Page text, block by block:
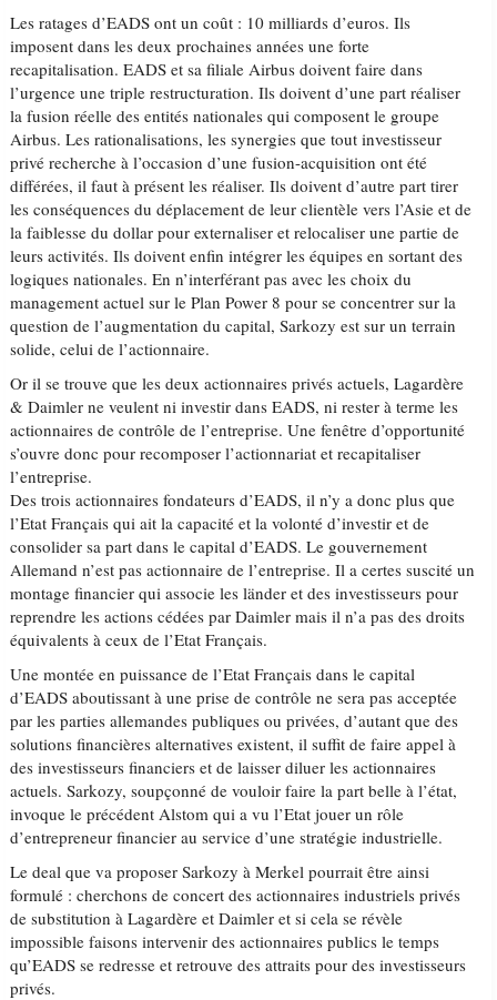
Les ratages d’EADS ont un coût : 10 milliards d’euros. Ils
imposent dans les deux prochaines années une forte
recapitalisation. EADS et sa filiale Airbus doivent faire dans
l’urgence une triple restructuration. Ils doivent d’une part réaliser
la fusion réelle des entités nationales qui composent le groupe
Airbus. Les rationalisations, les synergies que tout investisseur
privé recherche à l’occasion d’une fusion-acquisition ont été
différées, il faut à présent les réaliser. Ils doivent d’autre part tirer
les conséquences du déplacement de leur clientèle vers l’Asie et de
la faiblesse du dollar pour externaliser et relocaliser une partie de
leurs activités. Ils doivent enfin intégrer les équipes en sortant des
logiques nationales. En n’interférant pas avec les choix du
management actuel sur le Plan Power 8 pour se concentrer sur la
question de l’augmentation du capital, Sarkozy est sur un terrain
solide, celui de l’actionnaire.
Or il se trouve que les deux actionnaires privés actuels, Lagardère
& Daimler ne veulent ni investir dans EADS, ni rester à terme les
actionnaires de contrôle de l’entreprise. Une fenêtre d’opportunité
s’ouvre donc pour recomposer l’actionnariat et recapitaliser
l’entreprise.
Des trois actionnaires fondateurs d’EADS, il n’y a donc plus que
l’Etat Français qui ait la capacité et la volonté d’investir et de
consolider sa part dans le capital d’EADS. Le gouvernement
Allemand n’est pas actionnaire de l’entreprise. Il a certes suscité un
montage financier qui associe les länder et des investisseurs pour
reprendre les actions cédées par Daimler mais il n’a pas des droits
équivalents à ceux de l’Etat Français.
Une montée en puissance de l’Etat Français dans le capital
d’EADS aboutissant à une prise de contrôle ne sera pas acceptée
par les parties allemandes publiques ou privées, d’autant que des
solutions financières alternatives existent, il suffit de faire appel à
des investisseurs financiers et de laisser diluer les actionnaires
actuels. Sarkozy, soupçonné de vouloir faire la part belle à l’état,
invoque le précédent Alstom qui a vu l’Etat jouer un rôle
d’entrepreneur financier au service d’une stratégie industrielle.
Le deal que va proposer Sarkozy à Merkel pourrait être ainsi
formulé : cherchons de concert des actionnaires industriels privés
de substitution à Lagardère et Daimler et si cela se révèle
impossible faisons intervenir des actionnaires publics le temps
qu’EADS se redresse et retrouve des attraits pour des investisseurs
privés.